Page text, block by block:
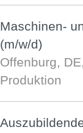
Maschinen-
(m/w/d)
Offenburg,
Produktion